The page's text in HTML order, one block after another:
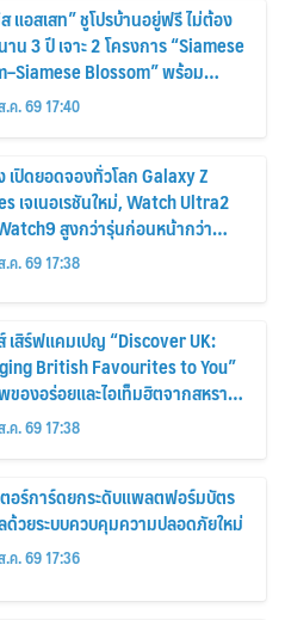
แอสเสท” ชูโปรบ้านอยู่ฟรี ไม่ต้อง
น 3 ปี เจาะ 2 โครงการ “Siamese
Blossom” พร้อม
และสิทธิพิเศษถึง 31 สิงหาคม
.ค. 69 17:40
เปิดยอดจองทั่วโลก Galaxy Z
เจเนอเรชันใหม่, Watch Ultra2
สูงกว่ารุ่นก่อนหน้ากว่า
.ค. 69 17:38
เสิร์ฟแคมเปญ “Discover UK:
British Favourites to You”
องอร่อยและไอเท็มฮิตจากสหราช
กร ส่งตรงถึงมือตั้งแต่วันนี้ – 18
มนี้
.ค. 69 17:38
อร์การ์ดยกระดับแพลตฟอร์มบัตร
วยระบบควบคุมความปลอดภัยใหม่
.ค. 69 17:36